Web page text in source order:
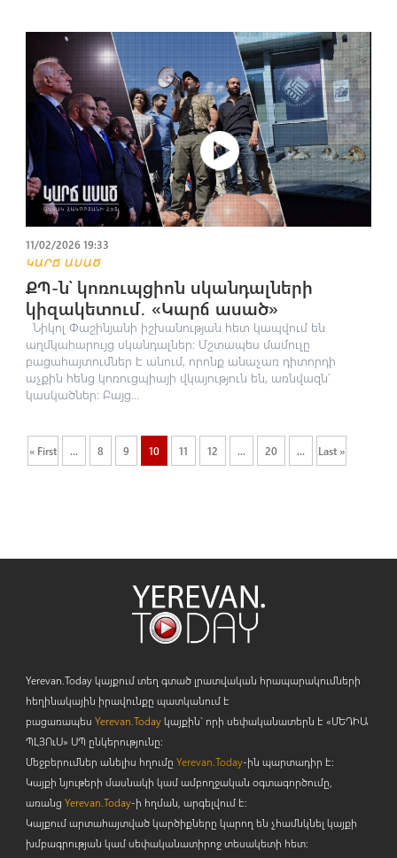
11/02/2026 19:33
ԿԱՐՃ ԱՍԱԾ
ՔՊ-ն՝ կոռուպցիոն սկանդալների
կիզակետում․ «Կարճ ասած»
Նիկոլ Փաշինյանի իշխանության հետ կապվում են
աղմկահարույց սկանդալներ։ Մշտապես մամուլը
բացահայտումներ է անում, որոնք անաչառ դիտորդի
աչքին հենց կոռուցպիայի վկայություն են, առնվազն՝
կասկածներ։ Բայց...
« First ... 8 9 10 11 12 ... 20 ... Last »
Yerevan.Today կայքում տեղ գտած լրատվական հրապարակումների
հեղինակային իրավունքը պատկանում է
բացառապես Yerevan.Todayկայքին` որի սեփականատերն է «ՄԵԴԻԱ
ՊԼՅՈւՍ» ՍՊ ընկերությունը։
Մեջբերումներ անելիս հղումը Yerevan.Today-ին պարտադիր է:
Կայքի նյութերի մասնակի կամ ամբողջական օգտագործումը,
առանց Yerevan.Today-ի հղման, արգելվում է:
Կայքում արտահայտված կարծիքները կարող են չհամնկնել կայքի
խմբագրության կամ սեփականատիրոջ տեսակետի հետ: